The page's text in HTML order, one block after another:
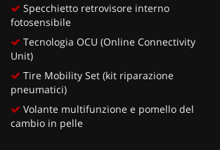
Specchietto retrovisore interno
fotosensibile
Tecnologia OCU (Online Connectivity
Unit)
Tire Mobility Set (kit riparazione
pneumatici)
Volante multifunzione e pomello del
cambio in pelle